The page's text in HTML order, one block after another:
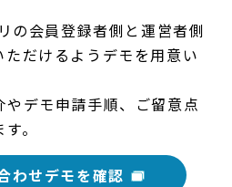
の会員登録者側と運営者側
だけるようデモを用意い
デモ申請手順、ご留意点
。
わせデモを確認